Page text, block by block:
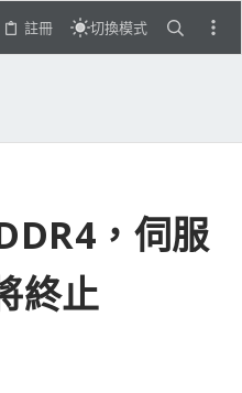
註冊 切換模式
，伺服
終止